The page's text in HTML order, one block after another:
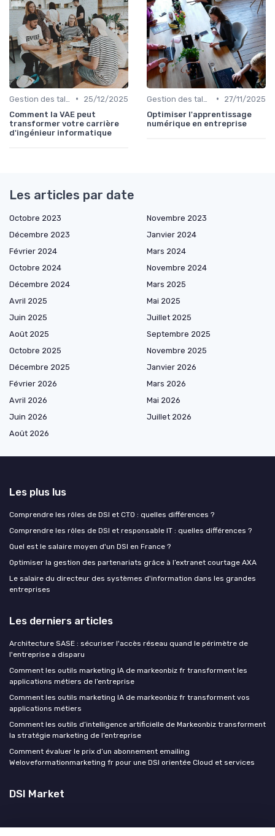
•
25/12/2025
Comment la VAE peut
transformer votre carrière
d'ingénieur informatique
•
27/11/2025
Optimiser l'apprentissage
numérique en entreprise
Les articles par date
Octobre 2023
Novembre 2023
Décembre 2023
Janvier 2024
Février 2024
Mars 2024
Octobre 2024
Novembre 2024
Décembre 2024
Mars 2025
Avril 2025
Mai 2025
Juin 2025
Juillet 2025
Août 2025
Septembre 2025
Octobre 2025
Novembre 2025
Décembre 2025
Janvier 2026
Février 2026
Mars 2026
Avril 2026
Mai 2026
Juin 2026
Juillet 2026
Août 2026
Les plus lus
Comprendre les rôles de DSI et CTO : quelles différences ?
Comprendre les rôles de DSI et responsable IT : quelles différences ?
Quel est le salaire moyen d'un DSI en France ?
Optimiser la gestion des partenariats grâce à l’extranet courtage AXA
Le salaire du directeur des systèmes d'information dans les grandes
entreprises
Les derniers articles
Architecture SASE : sécuriser l'accès réseau quand le périmètre de
l'entreprise a disparu
Comment les outils marketing IA de markeonbiz fr transforment les
applications métiers de l’entreprise
Comment les outils marketing IA de markeonbiz fr transforment vos
applications métiers
Comment les outils d’intelligence artificielle de Markeonbiz transforment
la stratégie marketing de l’entreprise
Comment évaluer le prix d’un abonnement emailing
Weloveformationmarketing fr pour une DSI orientée Cloud et services
DSI Market